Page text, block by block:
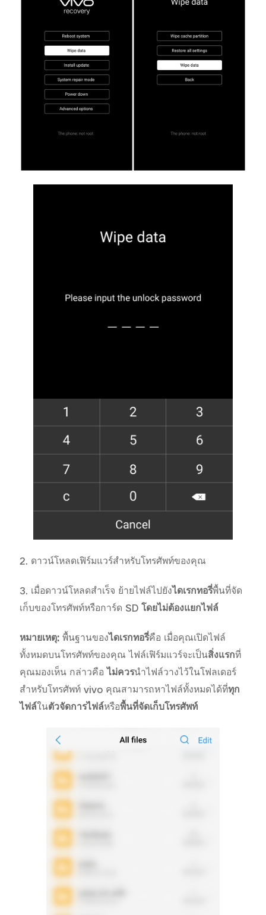
2. ดาวน์โหลดเฟิร์มแวร์สำหรับโทรศัพท์ของคุณ
3. เมื่อดาวน์โหลดสำเร็จ ย้ายไฟล์ไปยังไดเรกทอรี่พื้นที่จัด
เก็บของโทรศัพท์หรือการ์ด SDโดยไม่ต้องแยกไฟล์
หมายเหตุ: พื้นฐานของไดเรกทอรี่คือ เมื่อคุณเปิดไฟล์
ทั้งหมดบนโทรศัพท์ของคุณ ไฟล์เฟิร์มแวร์จะเป็นสิ่งแรกที่
คุณมองเห็น กล่าวคือไม่ควรนำไฟล์วางไว้ในโฟลเดอร์
สำหรับโทรศัพท์ vivo คุณสามารถหาไฟล์ทั้งหมดได้ที่ทุก
ไฟล์ในตัวจัดการไฟล์หรือพื้นที่จัดเก็บโทรศัพท์